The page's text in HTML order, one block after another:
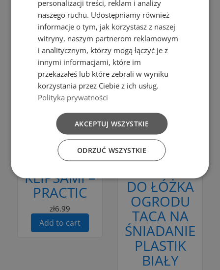
Add to cart zł39.99
Add to cart
Add to Compare
Add to cart
POJEMNIK
NA
ŻYWNOŚĆ 1
L Z
KLIPSAMI –
PRACTIC
zł6.99
Add to cart
Add to Compare
Add to cart
STOLIK
SKŁADANY
DO ŁÓŻKA
OGRODU
TACA NA
ŚNIADANIE
PLASTIK
BIAŁY
personalizacji treści, reklam i analizy
naszego ruchu. Udostępniamy również
informacje o tym, jak korzystasz z naszej
witryny, naszym partnerom reklamowym
i analitycznym, którzy mogą łączyć je z
innymi informacjami, które im
przekazałeś lub które zebrali w wyniku
korzystania przez Ciebie z ich usług.
Polityka prywatności
AKCEPTUJ WSZYSTKIE
ODRZUĆ WSZYSTKIE